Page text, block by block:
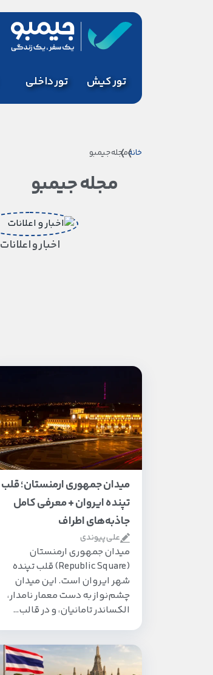
تور کیش تور داخلی
خانهمجله جیمبو
مجله جیمبو
اخبار و اعلانات
میدان جمهوری ارمنستان؛ قلب
تپنده ایروان + معرفی کامل
جاذبه‌های اطراف
علی پیوندی
میدان جمهوری ارمنستان
(Republic Square) قلب تپنده
شهر ایروان است. این میدان
چشم‌نواز به دست معمار نامدار،
الکساندر تامانیان، و در قالب…